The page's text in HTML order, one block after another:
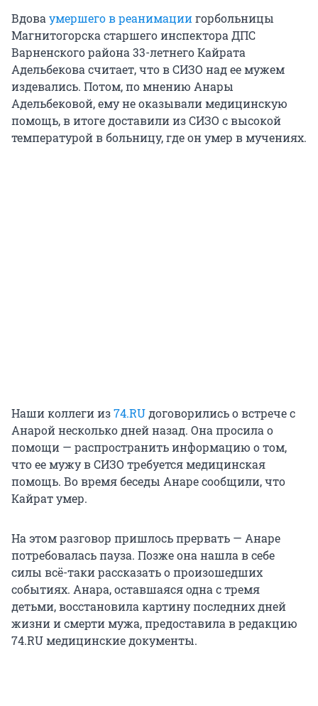
Вдоваумершего в реанимациигорбольницы
Магнитогорска старшего инспектора ДПС
Варненского района 33-летнего Кайрата
Адельбекова считает, что в СИЗО над ее мужем
издевались. Потом, по мнению Анары
Адельбековой, ему не оказывали медицинскую
помощь, в итоге доставили из СИЗО с высокой
температурой в больницу, где он умер в мучениях.
Наши коллеги из74.RUдоговорились о встрече с
Анарой несколько дней назад. Она просила о
помощи — распространить информацию о том,
что ее мужу в СИЗО требуется медицинская
помощь. Во время беседы Анаре сообщили, что
Кайрат умер.
На этом разговор пришлось прервать — Анаре
потребовалась пауза. Позже она нашла в себе
силы всё-таки рассказать о произошедших
событиях. Анара, оставшаяся одна с тремя
детьми, восстановила картину последних дней
жизни и смерти мужа, предоставила в редакцию
74.RU медицинские документы.